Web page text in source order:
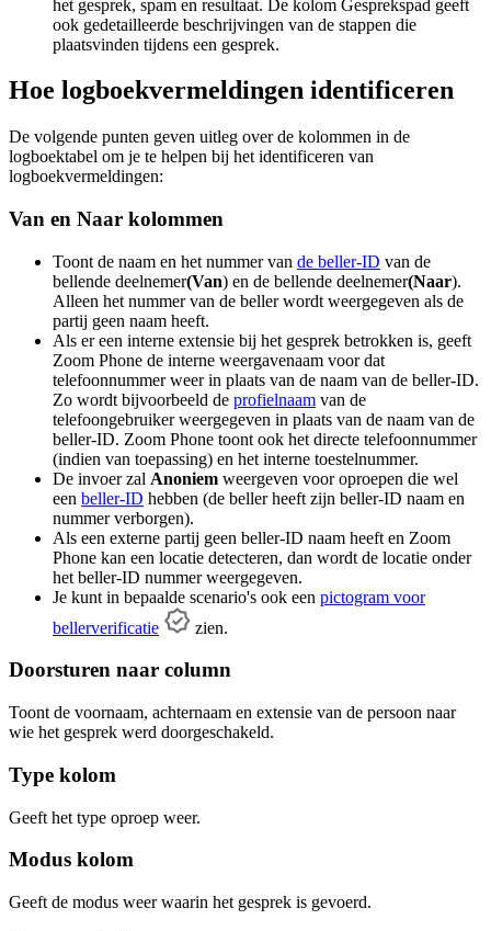
het gesprek, spam en resultaat. De kolom Gesprekspad geeft
ook gedetailleerde beschrijvingen van de stappen die
plaatsvinden tijdens een gesprek.
Hoe logboekvermeldingen identificeren
De volgende punten geven uitleg over de kolommen in de
logboektabel om je te helpen bij het identificeren van
logboekvermeldingen:
Van en Naar kolommen
Toont de naam en het nummer van de beller-ID van de
bellende deelnemer(Van) en de bellende deelnemer(Naar).
Alleen het nummer van de beller wordt weergegeven als de
partij geen naam heeft.
Als er een interne extensie bij het gesprek betrokken is, geeft
Zoom Phone de interne weergavenaam voor dat
telefoonnummer weer in plaats van de naam van de beller-ID.
Zo wordt bijvoorbeeld de profielnaam van de
telefoongebruiker weergegeven in plaats van de naam van de
beller-ID. Zoom Phone toont ook het directe telefoonnummer
(indien van toepassing) en het interne toestelnummer.
De invoer zal Anoniem weergeven voor oproepen die wel
een beller-ID hebben (de beller heeft zijn beller-ID naam en
nummer verborgen).
Als een externe partij geen beller-ID naam heeft en Zoom
Phone kan een locatie detecteren, dan wordt de locatie onder
het beller-ID nummer weergegeven.
Je kunt in bepaalde scenario's ook een pictogram voor
bellerverificatie
zien.
Doorsturen naar column
Toont de voornaam, achternaam en extensie van de persoon naar
wie het gesprek werd doorgeschakeld.
Type kolom
Geeft het type oproep weer.
Modus kolom
Geeft de modus weer waarin het gesprek is gevoerd.